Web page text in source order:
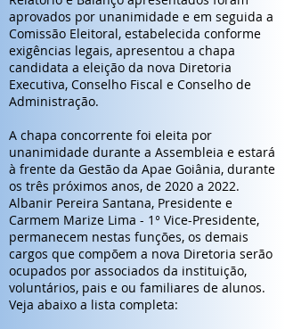
aprovados por unanimidade e em seguida a
Comissão Eleitoral, estabelecida conforme
exigências legais, apresentou a chapa
candidata a eleição da nova Diretoria
Executiva, Conselho Fiscal e Conselho de
Administração.
A chapa concorrente foi eleita por
unanimidade durante a Assembleia e estará
à frente da Gestão da Apae Goiânia, durante
os três próximos anos, de 2020 a 2022.
Albanir Pereira Santana, Presidente e
Carmem Marize Lima - 1° Vice-Presidente,
permanecem nestas funções, os demais
cargos que compõem a nova Diretoria serão
ocupados por associados da instituição,
voluntários, pais e ou familiares de alunos.
Veja abaixo a lista completa: